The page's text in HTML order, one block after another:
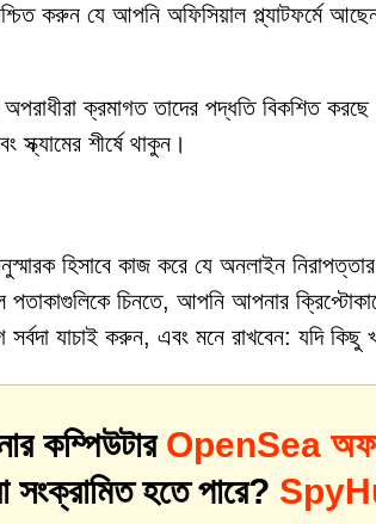
করুন যে আপনি অফিসিয়াল প্ল্যাটফর্মে
ক্রমাগত তাদের পদ্ধতি বিকশিত
শীর্ষে থাকুন।
হিসাবে কাজ করে যে অনলাইন
পতাকাগুলিকে চিনতে, আপনি আপনার
যাচাই করুন, এবং মনে রাখবেন: যদি
কম্পিউটার OpenSea
সংক্রামিত হতে পারে?